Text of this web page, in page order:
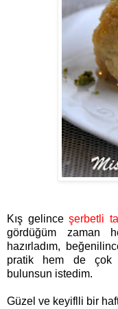
Kış gelince şerbetli
gördüğüm zaman
hazırladım,
pratik hem de çok
bulunsun istedim.
Güzel ve keyiflli bir